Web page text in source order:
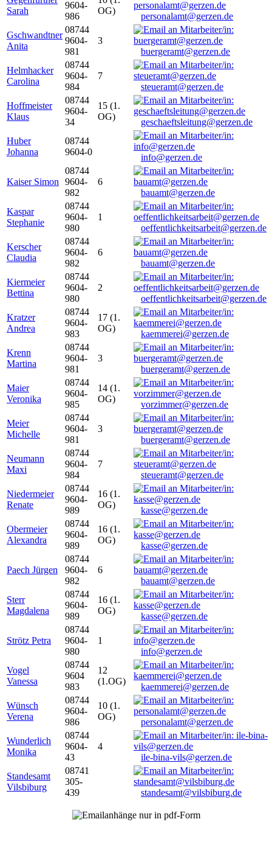
Sarah
9604-
986
OG)
personalamt@gerzen.de
Gschwandtner
Anita
08744
9604-
981
3
buergeramt@gerzen.de
Helmhacker
Carolina
08744
9604-
984
7
steueramt@gerzen.de
Hoffmeister
Klaus
08744
9604-
34
15 (1.
OG)
geschaeftsleitung@gerzen.de
Huber
Johanna
08744
9604-0
info@gerzen.de
Kaiser Simon
08744
9604-
982
6
bauamt@gerzen.de
Kaspar
Stephanie
08744
9604-
980
1
oeffentlichkeitsarbeit@gerzen.de
Kerscher
Claudia
08744
9604-
982
6
bauamt@gerzen.de
Kiermeier
Bettina
08744
9604-
980
2
oeffentlichkeitsarbeit@gerzen.de
Kratzer
Andrea
08744
9604-
983
17 (1.
OG)
kaemmerei@gerzen.de
Krenn
Martina
08744
9604-
981
3
buergeramt@gerzen.de
Maier
Veronika
08744
9604-
985
14 (1.
OG)
vorzimmer@gerzen.de
Meier
Michelle
08744
9604-
981
3
buergeramt@gerzen.de
Neumann
Maxi
08744
9604-
984
7
steueramt@gerzen.de
Niedermeier
Renate
08744
9604-
989
16 (1.
OG)
kasse@gerzen.de
Obermeier
Alexandra
08744
9604-
989
16 (1.
OG)
kasse@gerzen.de
Paech Jürgen
08744
9604-
982
6
bauamt@gerzen.de
Sterr
Magdalena
08744
9604-
989
16 (1.
OG)
kasse@gerzen.de
Strötz Petra
08744
9604-
980
1
info@gerzen.de
Vogel
Vanessa
08744
9604
983
12
(1.OG)
kaemmerei@gerzen.de
Wünsch
Verena
08744
9604-
986
10 (1.
OG)
personalamt@gerzen.de
Wunderlich
Monika
08744
9604-
43
4
ile-bina-vils@gerzen.de
Standesamt
Vilsbiburg
08741
305-
439
standesamt@vilsbiburg.de